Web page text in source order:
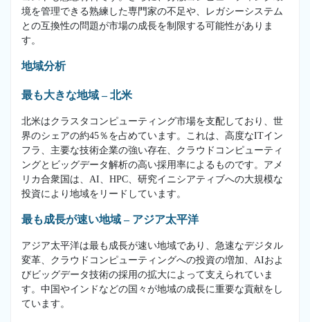
境を管理できる熟練した専門家の不足や、レガシーシステム
との互換性の問題が市場の成長を制限する可能性がありま
す。
地域分析
最も大きな地域 – 北米
北米はクラスタコンピューティング市場を支配しており、世
界のシェアの約45％を占めています。これは、高度なITイン
フラ、主要な技術企業の強い存在、クラウドコンピューティ
ングとビッグデータ解析の高い採用率によるものです。アメ
リカ合衆国は、AI、HPC、研究イニシアティブへの大規模な
投資により地域をリードしています。
最も成長が速い地域 – アジア太平洋
アジア太平洋は最も成長が速い地域であり、急速なデジタル
変革、クラウドコンピューティングへの投資の増加、AIおよ
びビッグデータ技術の採用の拡大によって支えられていま
す。中国やインドなどの国々が地域の成長に重要な貢献をし
ています。